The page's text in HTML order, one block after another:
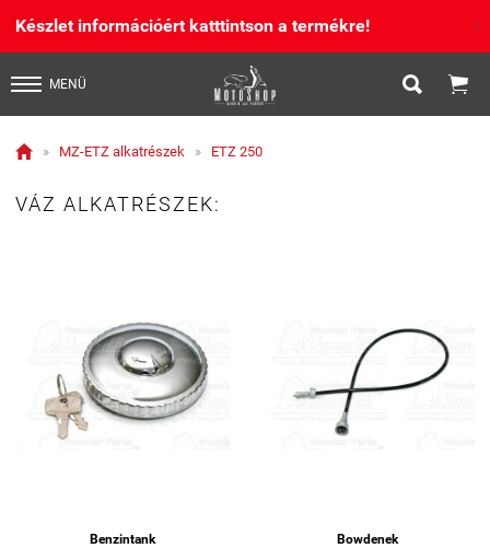
Készlet információért katttintson a termékre! X
MENÜ  
 » MZ-ETZ alkatrészek » ETZ 250
VÁZ ALKATRÉSZEK:
Benzintank Bowdenek